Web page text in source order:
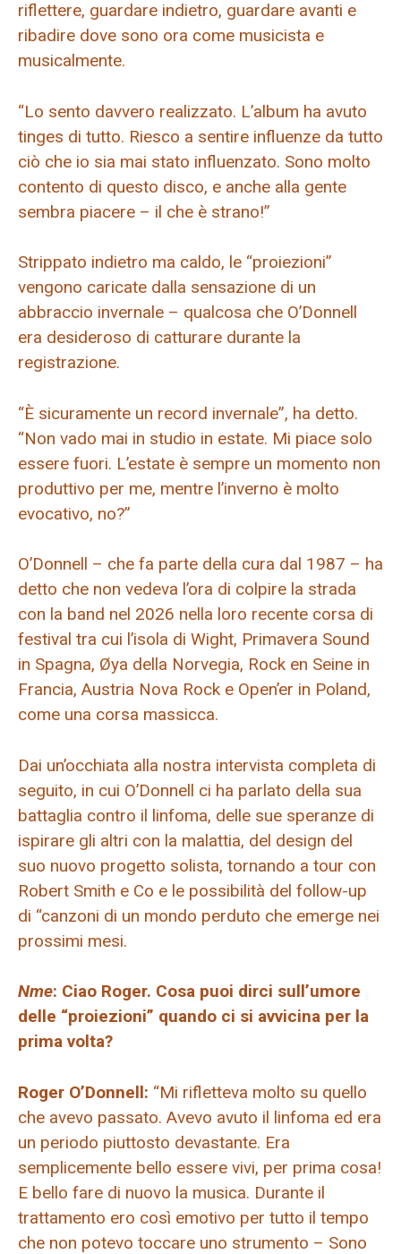
riflettere, guardare indietro, guardare avanti e
ribadire dove sono ora come musicista e
musicalmente.
“Lo sento davvero realizzato. L’album ha avuto
tinges di tutto. Riesco a sentire influenze da tutto
ciò che io sia mai stato influenzato. Sono molto
contento di questo disco, e anche alla gente
sembra piacere – il che è strano!”
Strippato indietro ma caldo, le “proiezioni”
vengono caricate dalla sensazione di un
abbraccio invernale – qualcosa che O’Donnell
era desideroso di catturare durante la
registrazione.
“È sicuramente un record invernale”, ha detto.
“Non vado mai in studio in estate. Mi piace solo
essere fuori. L’estate è sempre un momento non
produttivo per me, mentre l’inverno è molto
evocativo, no?”
O’Donnell – che fa parte della cura dal 1987 – ha
detto che non vedeva l’ora di colpire la strada
con la band nel 2026 nella loro recente corsa di
festival tra cui l’isola di Wight, Primavera Sound
in Spagna, Øya della Norvegia, Rock en Seine in
Francia, Austria Nova Rock e Open’er in Poland,
come una corsa massicca.
Dai un’occhiata alla nostra intervista completa di
seguito, in cui O’Donnell ci ha parlato della sua
battaglia contro il linfoma, delle sue speranze di
ispirare gli altri con la malattia, del design del
suo nuovo progetto solista, tornando a tour con
Robert Smith e Co e le possibilità del follow-up
di “canzoni di un mondo perduto che emerge nei
prossimi mesi.
Nme: Ciao Roger. Cosa puoi dirci sull’umore
delle “proiezioni” quando ci si avvicina per la
prima volta?
Roger O’Donnell: “Mi rifletteva molto su quello
che avevo passato. Avevo avuto il linfoma ed era
un periodo piuttosto devastante. Era
semplicemente bello essere vivi, per prima cosa!
E bello fare di nuovo la musica. Durante il
trattamento ero così emotivo per tutto il tempo
che non potevo toccare uno strumento – Sono